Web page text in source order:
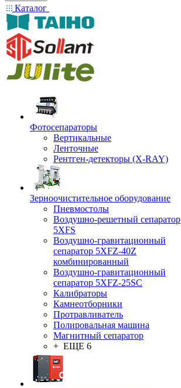
Каталог
Фотосепараторы
Вертикальные
Ленточные
Рентген-детекторы (X-RAY)
Зерноочистительное оборудование
Пневмостолы
Воздушно-решетный сепаратор
5XFS
Воздушно-гравитационный
сепаратор 5XFZ-40Z
комбинированный
Воздушно-гравитационный
сепаратор 5XFZ-25SC
Калибраторы
Камнеотборники
Протравливатель
Полировальная машина
Магнитный сепаратор
+ ЕЩЕ 6